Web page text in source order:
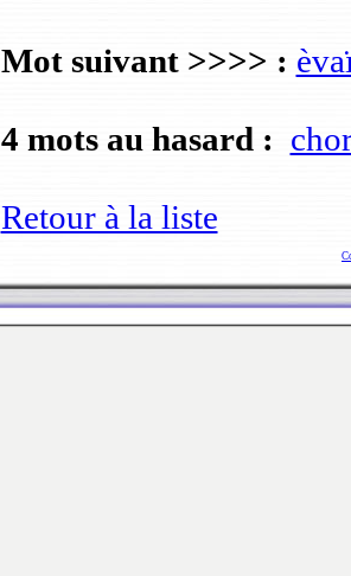
Mot suivant >>>> :
4 mots au hasard :
Retour à la liste